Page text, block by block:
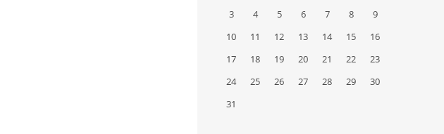
3
4 5 6 7 8
9
10
11 12 13 14 15
16
17
18 19 20 21 22
23
24
25 26 27 28 29
30
31